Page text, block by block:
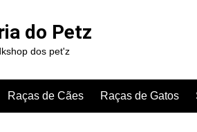
do Petz
dos pet'z
Raças de Cães Raças de Gatos